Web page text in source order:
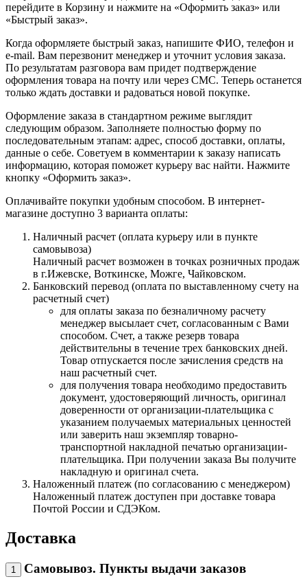
перейдите в Корзину и нажмите на «Оформить заказ» или
«Быстрый заказ».
Когда оформляете быстрый заказ, напишите ФИО, телефон и
e-mail. Вам перезвонит менеджер и уточнит условия заказа.
По результатам разговора вам придет подтверждение
оформления товара на почту или через СМС. Теперь останется
только ждать доставки и радоваться новой покупке.
Оформление заказа в стандартном режиме выглядит
следующим образом. Заполняете полностью форму по
последовательным этапам: адрес, способ доставки, оплаты,
данные о себе. Советуем в комментарии к заказу написать
информацию, которая поможет курьеру вас найти. Нажмите
кнопку «Оформить заказ».
Оплачивайте покупки удобным способом. В интернет-
магазине доступно 3 варианта оплаты:
Наличный расчет (оплата курьеру или в пункте
самовывоза)
Наличный расчет возможен в точках розничных продаж
в г.Ижевске, Воткинске, Можге, Чайковском.
Банковский перевод (оплата по выставленному счету на
расчетный счет)
для оплаты заказа по безналичному расчету
менеджер высылает счет, согласованным с Вами
способом. Счет, а также резерв товара
действительны в течение трех банковских дней.
Товар отпускается после зачисления средств на
наш расчетный счет.
для получения товара необходимо предоставить
документ, удостоверяющий личность, оригинал
доверенности от организации-плательщика с
указанием получаемых материальных ценностей
или заверить наш экземпляр товарно-
транспортной накладной печатью организации-
плательщика. При получении заказа Вы получите
накладную и оригинал счета.
Наложенный платеж (по согласованию с менеджером)
Наложенный платеж доступен при доставке товара
Почтой России и СДЭКом.
Доставка
1 Самовывоз. Пункты выдачи заказов